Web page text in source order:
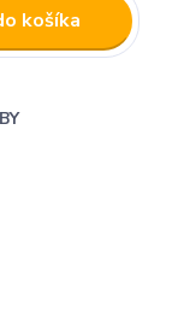
košíka